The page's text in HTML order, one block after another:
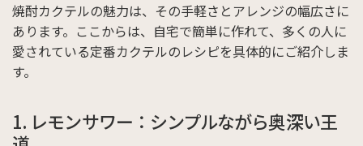
焼酎カクテルの魅力は、その手軽さとアレンジの幅広さに
あります。ここからは、自宅で簡単に作れて、多くの人に
愛されている定番カクテルのレシピを具体的にご紹介しま
す。
1. レモンサワー：シンプルながら奥深い王